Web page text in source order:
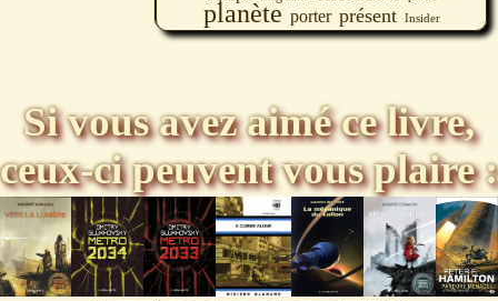
planète porter présent Insider
Si vous avez aimé ce livre,
ceux-ci peuvent vous plaire :